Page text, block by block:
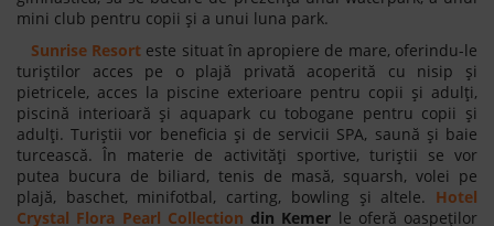
mini club pentru copii și a unui luna park.
Sunrise Resort este situat în apropiere de mare, oferindu-le
turiștilor acces pe o plajă privată acoperită cu nisip și
pietricele, acces la piscine exterioare pentru copii și adulți,
piscină interioară și aquapark cu tobogane pentru copii și
adulți. Turiștii vor beneficia și de servicii SPA, saună și baie
turcească. În materie de activități sportive, turiștii se vor
putea bucura de biliard, tenis de masă, squarsh, volei pe
plajă, baschet, minifotbal, carting, bowling și altele. Hotel
Crystal Flora Pearl Collection din Kemer le oferă oaspeților